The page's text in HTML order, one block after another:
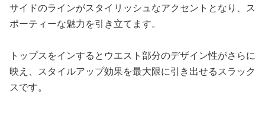
サイドのラインがスタイリッシュなアクセントとなり、ス
ポーティーな魅力を引き立てます。
トップスをインするとウエスト部分のデザイン性がさらに
映え、スタイルアップ効果を最大限に引き出せるスラック
スです。